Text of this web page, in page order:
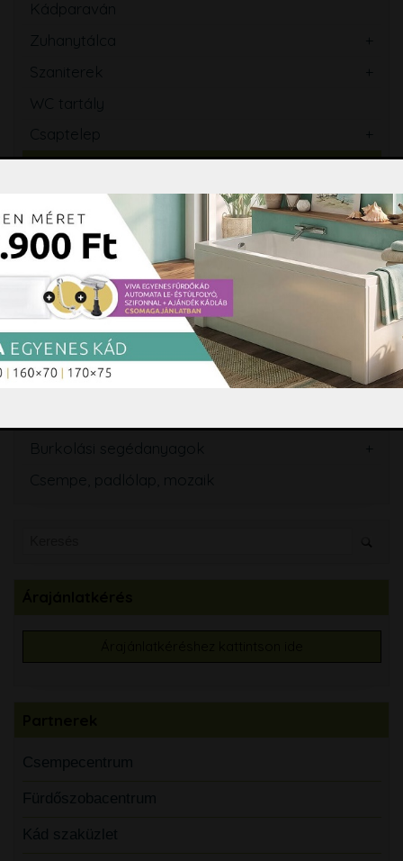
Kádparaván
Zuhanytálca
Szaniterek
WC tartály
Csaptelep
Zuhanyszett, zuhanyrendszer
Zuhanypanel, masszázspanel
Fürdőszobabútor, tükör
Mosogató
Törölközőszárító radiátor
Szifon, lefolyó, folyóka, WC ülőke
Fürdőszobai kiegészítők
Hidromasszázs, Színterápia
Burkolási segédanyagok
Csempe, padlólap, mozaik
Csempecentrum
Fürdőszobacentrum
Kád szaküzlet